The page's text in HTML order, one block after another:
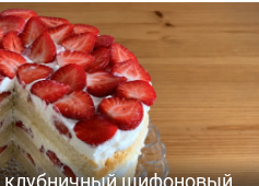
шифоновый